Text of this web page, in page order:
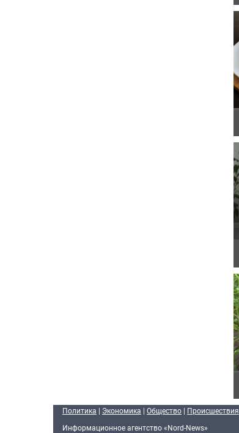
Политика | Экономика | Общество | Происшествия
Информационное агентство «Nord-News»